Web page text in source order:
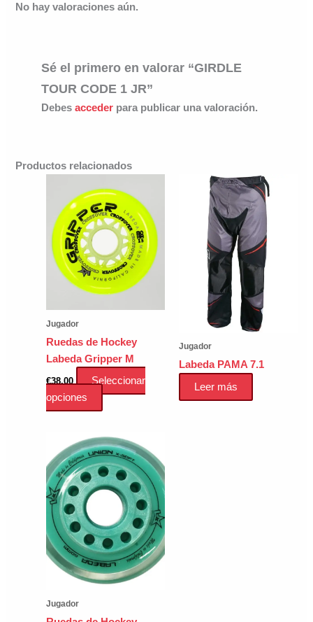
No hay valoraciones aún.
Sé el primero en valorar “GIRDLE
TOUR CODE 1 JR”
Debes accederpara publicar una valoración.
Productos relacionados
Jugador
Ruedas de Hockey
Labeda Gripper M
€38.00
Seleccionar
opciones
Este
producto
múltiples
variantes.
Las
opciones
pueden
elegir
en
la
de
Jugador
Labeda PAMA 7.1
Leer más
Jugador